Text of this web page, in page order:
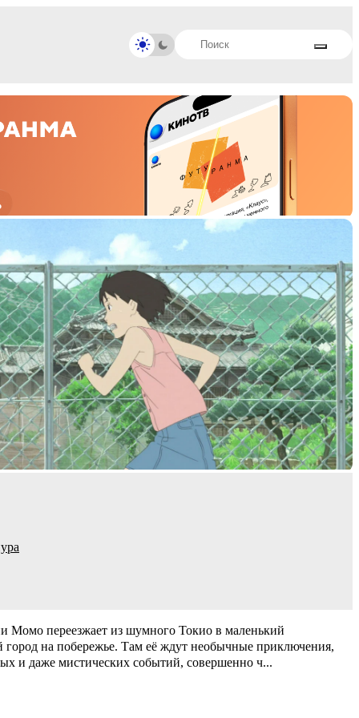
Момо переезжает из шумного Токио в маленький
на побережье. Там её ждут необычные приключения,
и даже мистических событий, совершенно ч...